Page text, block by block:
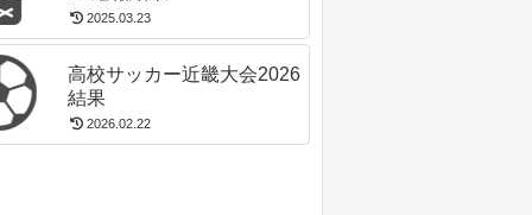
2025.03.23
高校サッカー近畿大会2026
結果
2026.02.22